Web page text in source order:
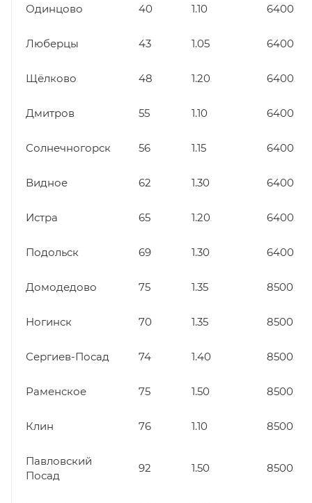
Одинцово 40 1.10 6400
Люберцы 43 1.05 6400
Щёлково 48 1.20 6400
Дмитров 55 1.10 6400
Солнечногорск 56 1.15 6400
Видное 62 1.30 6400
Истра 65 1.20 6400
Подольск 69 1.30 6400
Домодедово 75 1.35 8500
Ногинск 70 1.35 8500
Сергиев-Посад 74 1.40 8500
Раменское 75 1.50 8500
Клин 76 1.10 8500
Павловский
Посад
92 1.50 8500